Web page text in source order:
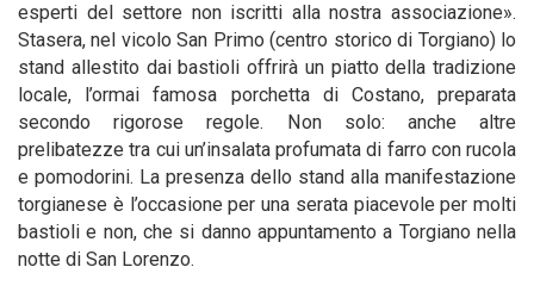
esperti del settore non iscritti alla nostra associazione».
Stasera, nel vicolo San Primo (centro storico di Torgiano) lo
stand allestito dai bastioli offrirà un piatto della tradizione
locale, l’ormai famosa porchetta di Costano, preparata
secondo rigorose regole. Non solo: anche altre
prelibatezze tra cui un’insalata profumata di farro con rucola
e pomodorini. La presenza dello stand alla manifestazione
torgianese è l’occasione per una serata piacevole per molti
bastioli e non, che si danno appuntamento a Torgiano nella
notte di San Lorenzo.